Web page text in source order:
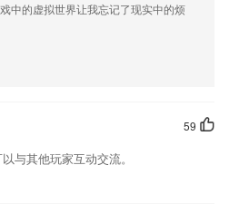
看电影、刷视频，让生活更加惬意 爱
视频……随心看
客户信息维护的问题,提升服务能力;
；支持数学视频缓存，可以离线学习。
中的虚拟世界让我忘记了现实中的烦
59
与其他玩家互动交流。